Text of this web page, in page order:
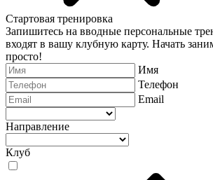
Стартовая тренировка
Запишитесь на вводные персональные
входят в вашу клубную карту. Начать
просто!
Имя
Телефон
Email
Направление
Клуб